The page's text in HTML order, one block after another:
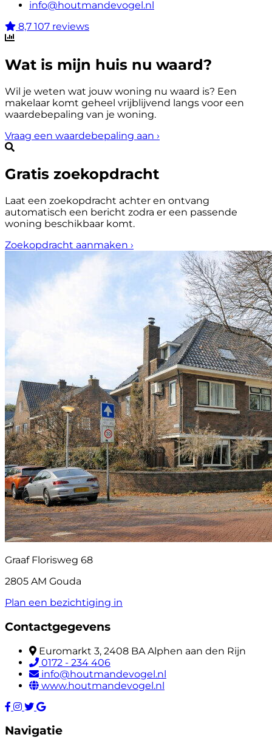
info@houtmandevogel.nl
8,7 107 reviews
Wat is mijn huis nu waard?
Wil je weten wat jouw woning nu waard is? Een
makelaar komt geheel vrijblijvend langs voor een
waardebepaling van je woning.
Vraag een waardebepaling aan ›
Gratis zoekopdracht
Laat een zoekopdracht achter en ontvang
automatisch een bericht zodra er een passende
woning beschikbaar komt.
Zoekopdracht aanmaken ›
Graaf Florisweg 68
2805 AM Gouda
Plan een bezichtiging in
Contactgegevens
Euromarkt 3, 2408 BA Alphen aan den Rijn
0172 - 234 406
info@houtmandevogel.nl
www.houtmandevogel.nl
Navigatie